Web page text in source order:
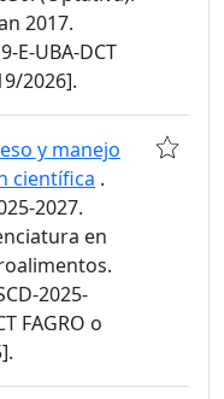
2017.
E-UBA-DCT
2026].
y manejo
científica .
2027.
en
2025-
FAGRO o